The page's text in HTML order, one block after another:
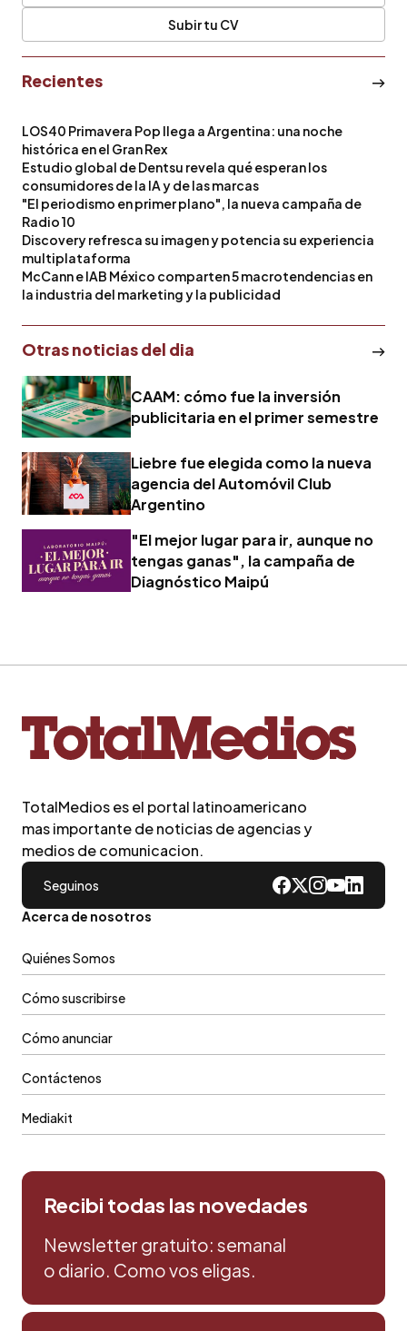
Subir tu CV
Recientes
LOS40 Primavera Pop llega a Argentina: una noche
histórica en el Gran Rex
Estudio global de Dentsu revela qué esperan los
consumidores de la IA y de las marcas
"El periodismo en primer plano", la nueva campaña de
Radio 10
Discovery refresca su imagen y potencia su experiencia
multiplataforma
McCann e IAB México comparten 5 macrotendencias en
la industria del marketing y la publicidad
Otras noticias del dia
CAAM: cómo fue la inversión
publicitaria en el primer semestre
Liebre fue elegida como la nueva
agencia del Automóvil Club
Argentino
"El mejor lugar para ir, aunque no
tengas ganas", la campaña de
Diagnóstico Maipú
TotalMedios es el portal latinoamericano
mas importante de noticias de agencias y
medios de comunicacion.
Seguinos
Acerca de nosotros
Quiénes Somos
Cómo suscribirse
Cómo anunciar
Contáctenos
Mediakit
Recibi todas las novedades
Newsletter gratuito: semanal
o diario. Como vos eligas.